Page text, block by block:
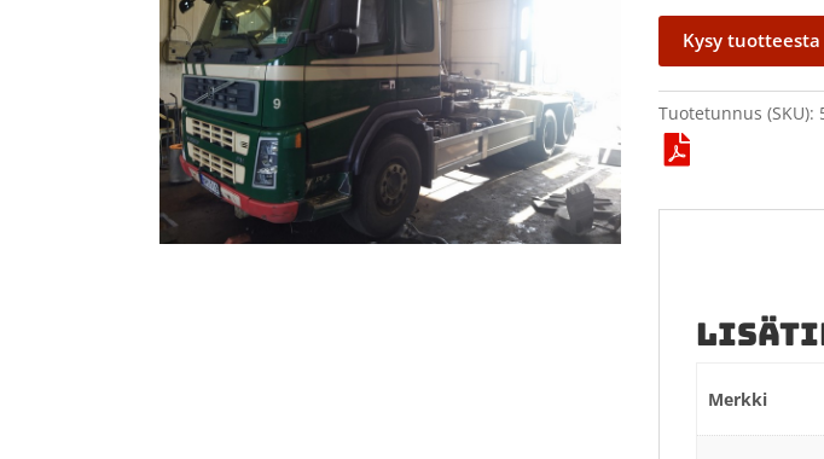
Kysy tuotteesta
Tuotetunnus (SKU):
Merkki